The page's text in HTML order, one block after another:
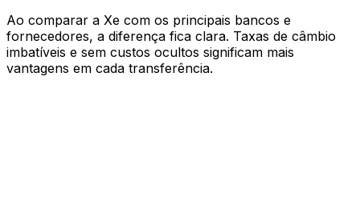
Ao comparar a Xe com os principais bancos e
fornecedores, a diferença fica clara. Taxas de câmbio
imbatíveis e sem custos ocultos significam mais
vantagens em cada transferência.